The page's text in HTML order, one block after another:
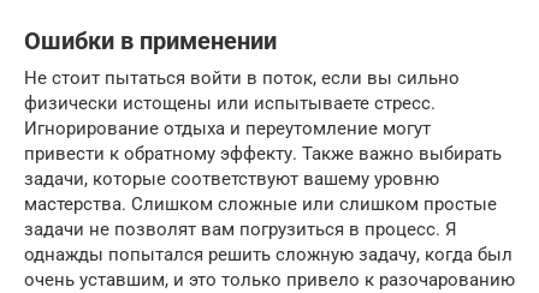
Ошибки в применении
Не стоит пытаться войти в поток, если вы сильно
физически истощены или испытываете стресс.
Игнорирование отдыха и переутомление могут
привести к обратному эффекту. Также важно выбирать
задачи, которые соответствуют вашему уровню
мастерства. Слишком сложные или слишком простые
задачи не позволят вам погрузиться в процесс. Я
однажды попытался решить сложную задачу, когда был
очень уставшим, и это только привело к разочарованию